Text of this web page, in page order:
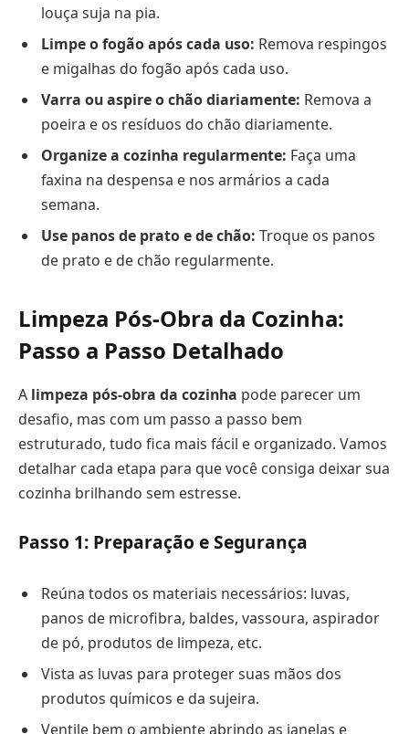
louça suja na pia.
Limpe o fogão após cada uso: Remova respingos
e migalhas do fogão após cada uso.
Varra ou aspire o chão diariamente: Remova a
poeira e os resíduos do chão diariamente.
Organize a cozinha regularmente: Faça uma
faxina na despensa e nos armários a cada
semana.
Use panos de prato e de chão: Troque os panos
de prato e de chão regularmente.
Limpeza Pós-Obra da Cozinha:
Passo a Passo Detalhado
A limpeza pós-obra da cozinha pode parecer um
desafio, mas com um passo a passo bem
estruturado, tudo fica mais fácil e organizado. Vamos
detalhar cada etapa para que você consiga deixar sua
cozinha brilhando sem estresse.
Passo 1: Preparação e Segurança
Reúna todos os materiais necessários: luvas,
panos de microfibra, baldes, vassoura, aspirador
de pó, produtos de limpeza, etc.
Vista as luvas para proteger suas mãos dos
produtos químicos e da sujeira.
Ventile bem o ambiente abrindo as janelas e